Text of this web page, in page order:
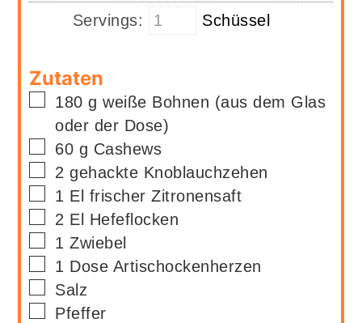
Servings:
Schüssel
Zutaten
▢
180 g weiße Bohnen (aus dem Glas
oder der Dose)
▢
60 g Cashews
▢
2 gehackte Knoblauchzehen
▢
1 El frischer Zitronensaft
▢
2 El Hefeflocken
▢
1 Zwiebel
▢
1 Dose Artischockenherzen
▢
Salz
▢
Pfeffer